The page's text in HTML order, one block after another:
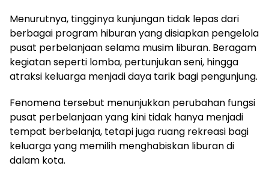
Menurutnya, tingginya kunjungan tidak lepas dari
berbagai program hiburan yang disiapkan pengelola
pusat perbelanjaan selama musim liburan. Beragam
kegiatan seperti lomba, pertunjukan seni, hingga
atraksi keluarga menjadi daya tarik bagi pengunjung.
Fenomena tersebut menunjukkan perubahan fungsi
pusat perbelanjaan yang kini tidak hanya menjadi
tempat berbelanja, tetapi juga ruang rekreasi bagi
keluarga yang memilih menghabiskan liburan di
dalam kota.